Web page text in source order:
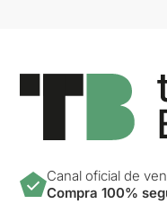
Canal oficial de
Compra 100%